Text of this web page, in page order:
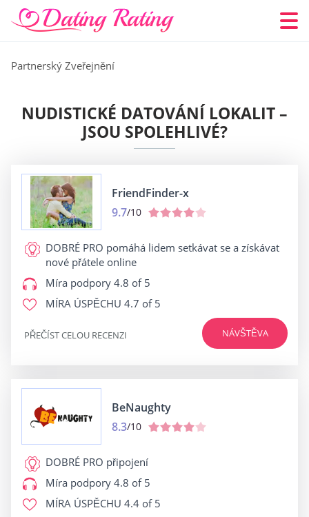
Partnerský Zveřejnění
NUDISTICKÉ DATOVÁNÍ LOKALIT –
JSOU SPOLEHLIVÉ?
FriendFinder-x
9.7/10
DOBRÉ PRO pomáhá lidem setkávat se a získávat
nové přátele online
Míra podpory 4.8 of 5
MÍRA ÚSPĚCHU 4.7 of 5
NÁVŠTĚVA
PŘEČÍST CELOU RECENZI
BeNaughty
8.3/10
DOBRÉ PRO připojení
Míra podpory 4.8 of 5
MÍRA ÚSPĚCHU 4.4 of 5